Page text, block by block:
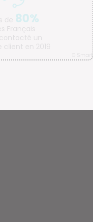
80%
© Smart Tribune